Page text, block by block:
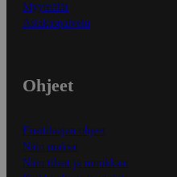
Myymälät
Asiakaspalvelu
Ohjeet
Ensitilaajan ohjeet
Näin maksat
Näin tilaat ja muokkaat